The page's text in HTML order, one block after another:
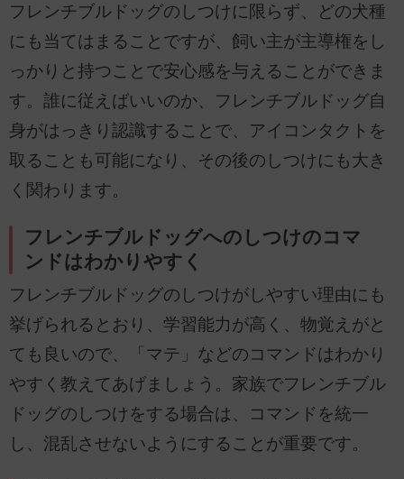
フレンチブルドッグのしつけに限らず、どの犬種
にも当てはまることですが、飼い主が主導権をし
っかりと持つことで安心感を与えることができま
す。誰に従えばいいのか、フレンチブルドッグ自
身がはっきり認識することで、アイコンタクトを
取ることも可能になり、その後のしつけにも大き
く関わります。
フレンチブルドッグへのしつけのコマ
ンドはわかりやすく
フレンチブルドッグのしつけがしやすい理由にも
挙げられるとおり、学習能力が高く、物覚えがと
ても良いので、「マテ」などのコマンドはわかり
やすく教えてあげましょう。家族でフレンチブル
ドッグのしつけをする場合は、コマンドを統一
し、混乱させないようにすることが重要です。